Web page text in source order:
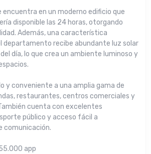
encuentra en un moderno edificio que
disponible las 24 horas, otorgando
Además, una característica
departamento recibe abundante luz solar
día, lo que crea un ambiente luminoso y
y conveniente a una amplia gama de
restaurantes, centros comerciales y
cuenta con excelentes
público y acceso fácil a
comunicación.
app